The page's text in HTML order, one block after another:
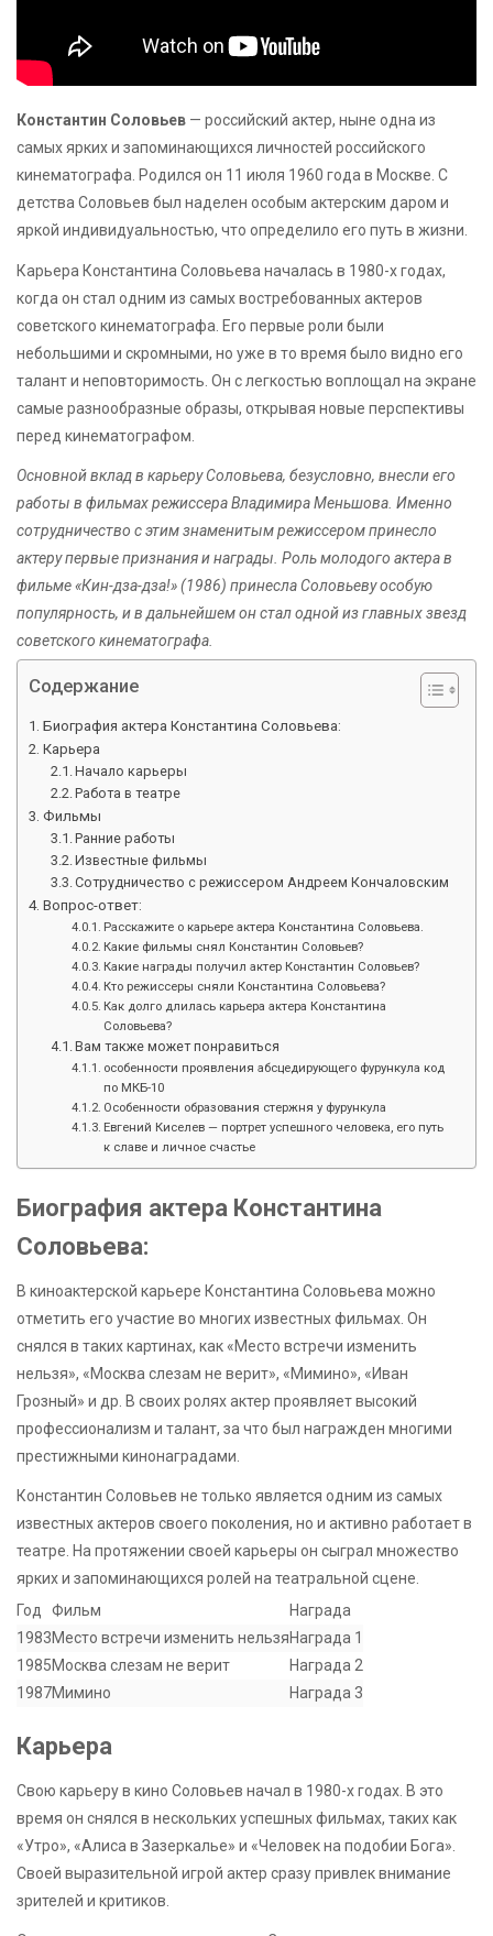
Константин Соловьев — российский актер, ныне одна из
самых ярких и запоминающихся личностей российского
кинематографа. Родился он 11 июля 1960 года в Москве. С
детства Соловьев был наделен особым актерским даром и
яркой индивидуальностью, что определило его путь в жизни.
Карьера Константина Соловьева началась в 1980-х годах,
когда он стал одним из самых востребованных актеров
советского кинематографа. Его первые роли были
небольшими и скромными, но уже в то время было видно его
талант и неповторимость. Он с легкостью воплощал на экране
самые разнообразные образы, открывая новые перспективы
перед кинематографом.
Основной вклад в карьеру Соловьева, безусловно, внесли его
работы в фильмах режиссера Владимира Меньшова. Именно
сотрудничество с этим знаменитым режиссером принесло
актеру первые признания и награды. Роль молодого актера в
фильме «Кин-дза-дза!» (1986) принесла Соловьеву особую
популярность, и в дальнейшем он стал одной из главных звезд
советского кинематографа.
Содержание
Биография актера Константина Соловьева:
Карьера
Начало карьеры
Работа в театре
Фильмы
Ранние работы
Известные фильмы
Сотрудничество с режиссером Андреем Кончаловским
Вопрос-ответ:
Расскажите о карьере актера Константина Соловьева.
Какие фильмы снял Константин Соловьев?
Какие награды получил актер Константин Соловьев?
Кто режиссеры сняли Константина Соловьева?
Как долго длилась карьера актера Константина
Соловьева?
Вам также может понравиться
особенности проявления абсцедирующего фурункула код
по МКБ-10
Особенности образования стержня у фурункула
Евгений Киселев — портрет успешного человека, его путь
к славе и личное счастье
Биография актера Константина
Соловьева:
В киноактерской карьере Константина Соловьева можно
отметить его участие во многих известных фильмах. Он
снялся в таких картинах, как «Место встречи изменить
нельзя», «Москва слезам не верит», «Мимино», «Иван
Грозный» и др. В своих ролях актер проявляет высокий
профессионализм и талант, за что был награжден многими
престижными кинонаградами.
Константин Соловьев не только является одним из самых
известных актеров своего поколения, но и активно работает в
театре. На протяжении своей карьеры он сыграл множество
ярких и запоминающихся ролей на театральной сцене.
Год
Фильм
Награда
1983Место встречи изменить нельзяНаграда 1
1985Москва слезам не верит
Награда 2
1987Мимино Награда 3
Карьера
Свою карьеру в кино Соловьев начал в 1980-х годах. В это
время он снялся в нескольких успешных фильмах, таких как
«Утро», «Алиса в Зазеркалье» и «Человек на подобии Бога».
Своей выразительной игрой актер сразу привлек внимание
зрителей и критиков.